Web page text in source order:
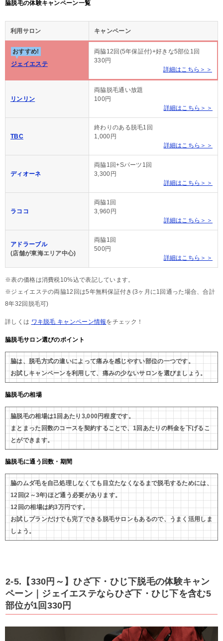
脇脱毛の体験キャンペーン一覧
利用サロン キャンペーン
おすすめ!
ジェイエステ
両脇12回(5年保証付)+好きな5部位1回
330円
詳細はこちら＞＞
リンリン
両脇脱毛通い放題
100円
詳細はこちら＞＞
TBC
終わりのある脱毛1回
1,000円
詳細はこちら＞＞
ディオーネ
両脇1回+Sパーツ1回
3,300円
詳細はこちら＞＞
ラココ
両脇1回
3,960円
詳細はこちら＞＞
アドラーブル
(店舗が東海エリア中心)
両脇1回
500円
詳細はこちら＞＞
※表の価格は消費税10%込で表記しています。
※ジェイエステの両脇12回は5年無料保証付き(3ヶ月に1回通った場合、合計
8年32回脱毛可)
詳しくは ワキ脱毛 キャンペーン情報をチェック！
脇脱毛サロン選びのポイント
脇は、脱毛方式の違いによって痛みを感じやすい部位の一つです。
お試しキャンペーンを利用して、痛みの少ないサロンを選びましょう。
脇脱毛の相場
脇脱毛の相場は1回あたり3,000円程度です。
まとまった回数のコースを契約することで、1回あたりの料金を下げるこ
とができます。
脇脱毛に通う回数・期間
脇のムダ毛を自己処理しなくても目立たなくなるまで脱毛するためには、
12回(2～3年)ほど通う必要があります。
12回の相場は約3万円です。
お試しプランだけでも完了できる脱毛サロンもあるので、うまく活用しま
しょう。
2-5.【330円～】ひざ下・ひじ下脱毛の体験キャン
ペーン｜ジェイエステならひざ下・ひじ下を含む5
部位が1回330円